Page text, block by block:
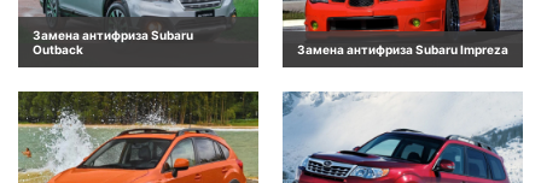
Замена антифриза Subaru
Outback
Замена антифриза Subaru Impreza